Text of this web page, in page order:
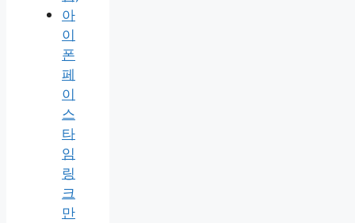
아
이
폰
페
이
스
타
임
링
크
만